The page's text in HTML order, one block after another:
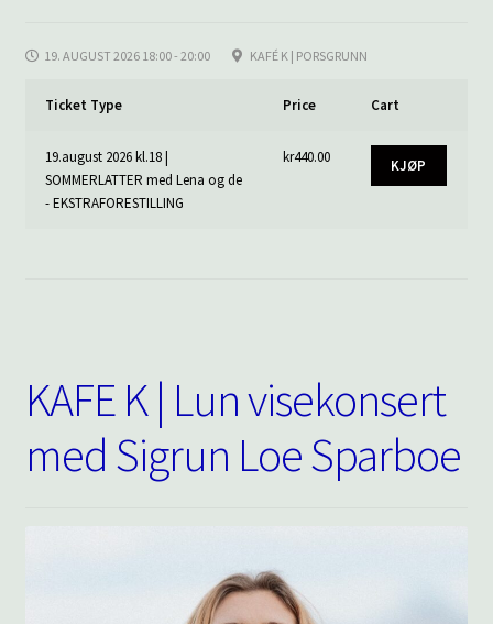
19. AUGUST 2026 18:00 - 20:00 KAFÉ K | PORSGRUNN
Ticket Type Price Cart
19.august 2026 kl.18 |
SOMMERLATTER med Lena og de
- EKSTRAFORESTILLING
kr440.00 KJØP
KAFE K | Lun visekonsert
med Sigrun Loe Sparboe